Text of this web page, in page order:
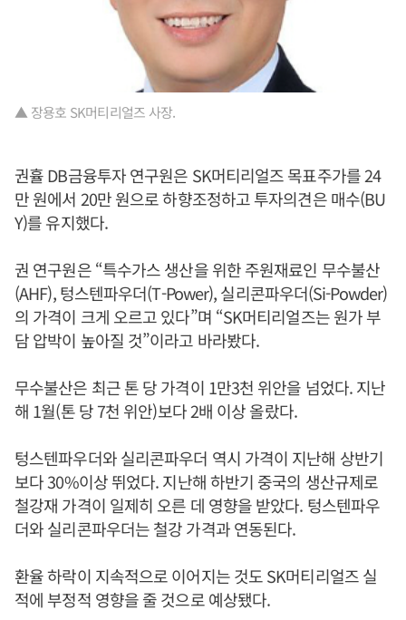
▲ 장용호 SK머티리얼즈 사장.
권휼 DB금융투자 연구원은 SK머티리얼즈 목표주가를 24
만 원에서 20만 원으로 하향조정하고 투자의견은 매수(BU
Y)를 유지했다.
권 연구원은 “특수가스 생산을 위한 주원재료인 무수불산
(AHF), 텅스텐파우더(T-Power), 실리콘파우더(Si-Powder)
의 가격이 크게 오르고 있다”며 “SK머티리얼즈는 원가 부
담 압박이 높아질 것”이라고 바라봤다.
무수불산은 최근 톤 당 가격이 1만3천 위안을 넘었다. 지난
해 1월(톤 당 7천 위안)보다 2배 이상 올랐다.
텅스텐파우더와 실리콘파우더 역시 가격이 지난해 상반기
보다 30%이상 뛰었다. 지난해 하반기 중국의 생산규제로
철강재 가격이 일제히 오른 데 영향을 받았다. 텅스텐파우
더와 실리콘파우더는 철강 가격과 연동된다.
환율 하락이 지속적으로 이어지는 것도 SK머티리얼즈 실
적에 부정적 영향을 줄 것으로 예상됐다.